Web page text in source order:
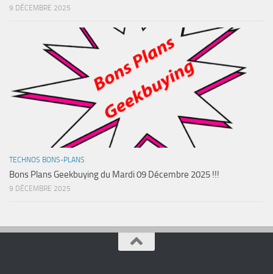
9 DÉCEMBRE 2025
TECHNOS BONS-PLANS
Bons Plans Geekbuying du Mardi 09 Décembre 2025 !!!
9 DÉCEMBRE 2025